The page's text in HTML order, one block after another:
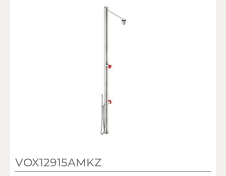
VOX12915AMKZ